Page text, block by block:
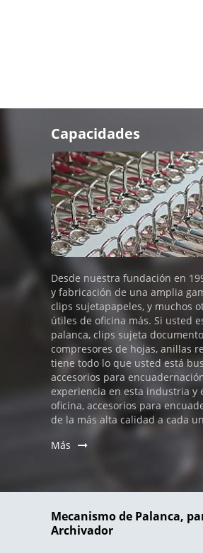
Capacidades
Desde nuestra fundación en
y fabricación de una amplia
clips sujetapapeles, y muchos
útiles de oficina más. Si usted
palanca, clips sujeta
compresores de hojas, anillas
tiene todo lo que usted está
accesorios para
experiencia en esta industria y
oficina, accesorios para
de la más alta calidad a cada
Más
Mecanismo de Palanca,
Archivador